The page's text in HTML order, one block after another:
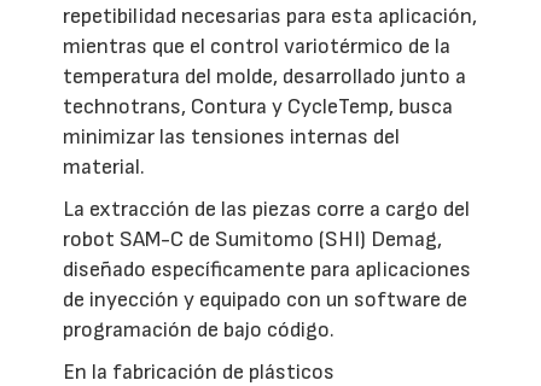
repetibilidad necesarias para esta aplicación,
mientras que el control variotérmico de la
temperatura del molde, desarrollado junto a
technotrans, Contura y CycleTemp, busca
minimizar las tensiones internas del
material.
La extracción de las piezas corre a cargo del
robot SAM-C de Sumitomo (SHI) Demag,
diseñado específicamente para aplicaciones
de inyección y equipado con un software de
programación de bajo código.
En la fabricación de plásticos